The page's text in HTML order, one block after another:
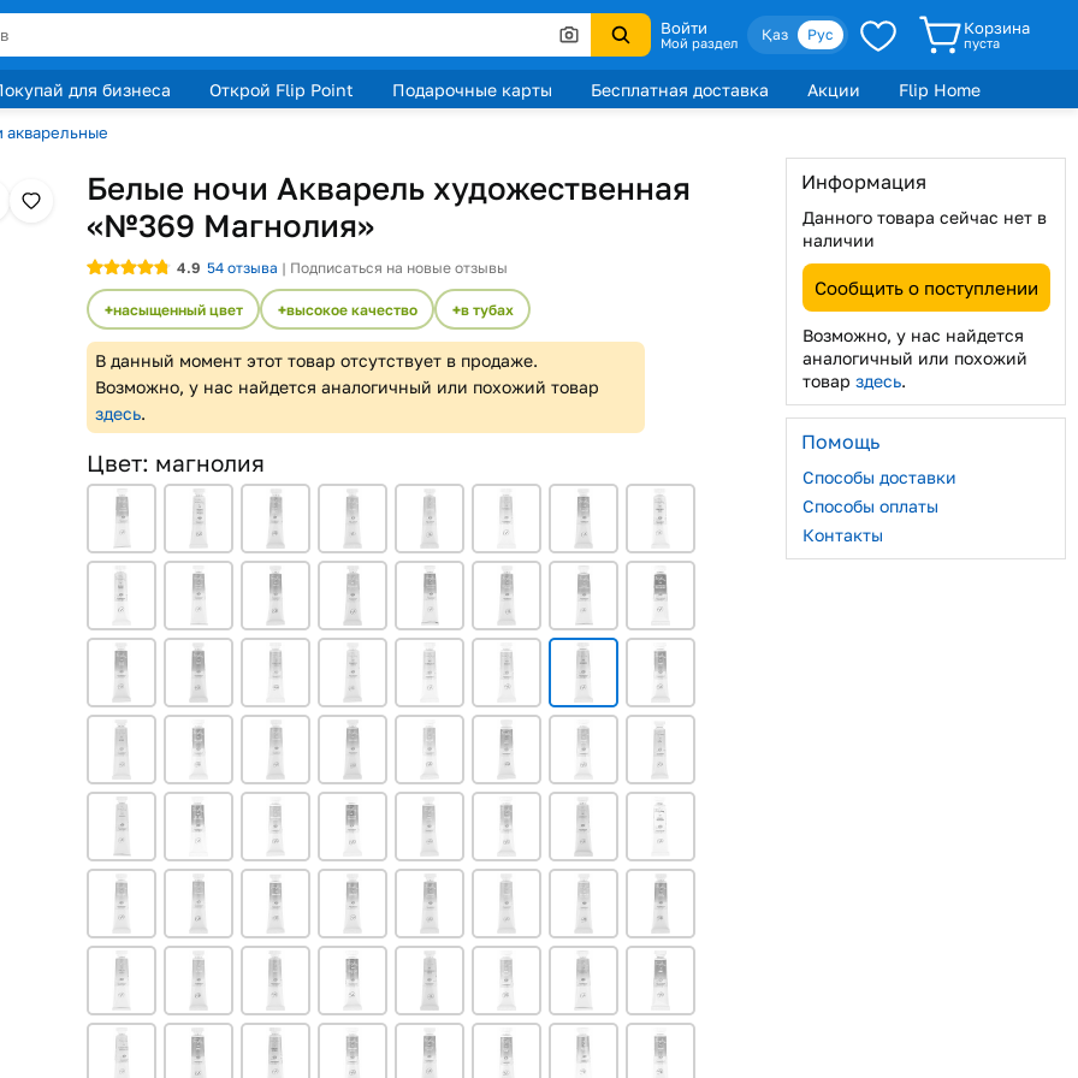
Войти
Мой раздел Қаз Рус Корзина
пуста
для бизнеса Открой Flip Point Подарочные карты Бесплатная доставка Акции Flip Home
акварельные
Белые ночи Акварель художественная
«№369 Магнолия»
4.9 54 отзыва | Подписаться на новые отзывы
насыщенный цвет высокое качество в тубах
В данный момент этот товар отсутствует в продаже.
Возможно, у нас найдется аналогичный или похожий товар
здесь.
Цвет: магнолия
Информация
Данного товара сейчас нет в
наличии
Сообщить о поступлении
Возможно, у нас найдется
аналогичный или похожий
товар здесь.
Помощь
Способы доставки
Способы оплаты
Контакты